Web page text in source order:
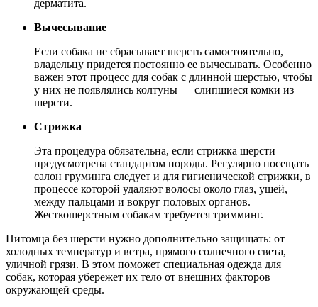
дерматита.
Вычесывание
Если собака не сбрасывает шерсть самостоятельно,
владельцу придется постоянно ее вычесывать. Особенно
важен этот процесс для собак с длинной шерстью, чтобы
у них не появлялись колтуны — слипшиеся комки из
шерсти.
Стрижка
Эта процедура обязательна, если стрижка шерсти
предусмотрена стандартом породы. Регулярно посещать
салон груминга следует и для гигиенической стрижки, в
процессе которой удаляют волосы около глаз, ушей,
между пальцами и вокруг половых органов.
Жесткошерстным собакам требуется тримминг.
Питомца без шерсти нужно дополнительно защищать: от
холодных температур и ветра, прямого солнечного света,
уличной грязи. В этом поможет специальная одежда для
собак, которая убережет их тело от внешних факторов
окружающей среды.